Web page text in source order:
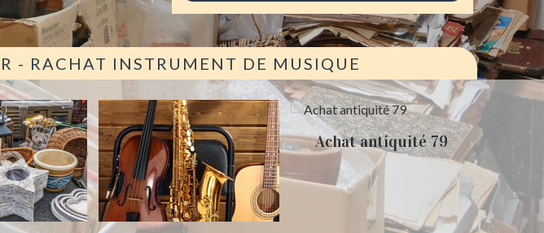
- RACHAT INSTRUMENT DE MUSIQUE
Achat antiquité 79